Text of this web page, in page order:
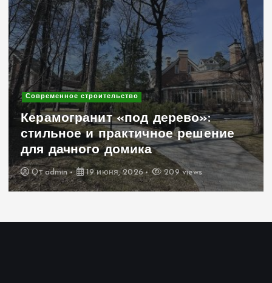
Современное строительство
Керамогранит «под дерево»:
стильное и практичное решение
для дачного домика
Отadmin 19 июня, 2026 209 views